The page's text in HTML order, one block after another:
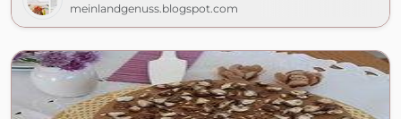
meinlandgenuss.blogspot.com